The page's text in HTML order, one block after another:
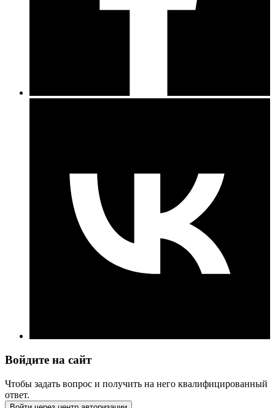
Войдите на сайт
Чтобы задать вопрос и получить на него квалифицированный
ответ.